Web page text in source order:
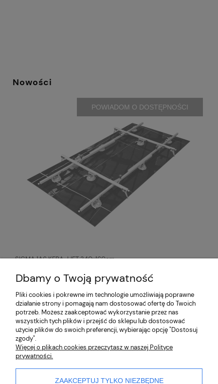
Nowości
SIGMA 1A6 KERA-LIFT 340x160cm
wielkoformatowych
POWIADOM O DOSTĘPNOŚCI
O nas
Partnerzy
Płatności i dostawa
Dbamy o Twoją prywatność
Pliki cookies i pokrewne im technologie umożliwiają poprawne
działanie strony i pomagają nam dostosować ofertę do Twoich
potrzeb. Możesz zaakceptować wykorzystanie przez nas
wszystkich tych plików i przejść do sklepu lub dostosować
użycie plików do swoich preferencji, wybierając opcję "Dostosuj
zgody".
Więcej o plikach cookies przeczytasz w naszej Polityce
prywatności.
ZAAKCEPTUJ TYLKO NIEZBĘDNE